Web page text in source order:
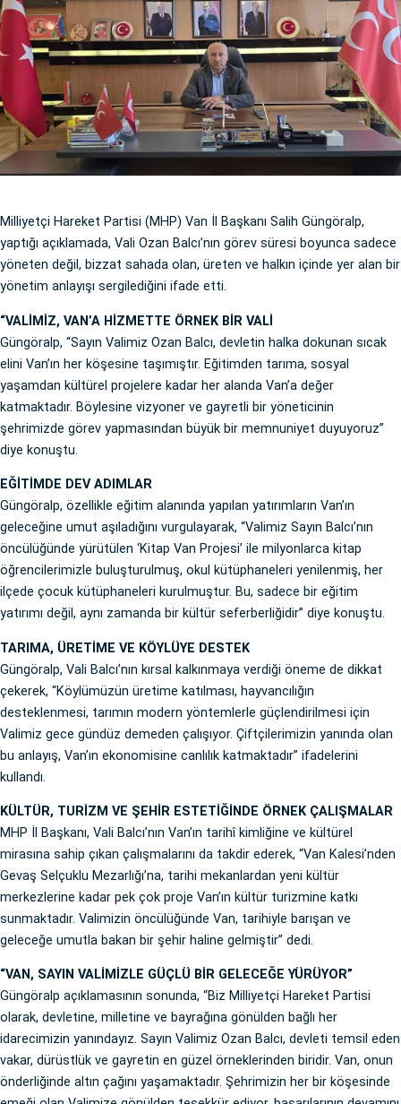
Milliyetçi Hareket Partisi (MHP) Van İl Başkanı Salih Güngöralp,
yaptığı açıklamada, Vali Ozan Balcı’nın görev süresi boyunca sadece
yöneten değil, bizzat sahada olan, üreten ve halkın içinde yer alan bir
yönetim anlayışı sergilediğini ifade etti.
“VALİMİZ, VAN’A HİZMETTE ÖRNEK BİR VALİ
Güngöralp, “Sayın Valimiz Ozan Balcı, devletin halka dokunan sıcak
elini Van’ın her köşesine taşımıştır. Eğitimden tarıma, sosyal
yaşamdan kültürel projelere kadar her alanda Van’a değer
katmaktadır. Böylesine vizyoner ve gayretli bir yöneticinin
şehrimizde görev yapmasından büyük bir memnuniyet duyuyoruz”
diye konuştu.
EĞİTİMDE DEV ADIMLAR
Güngöralp, özellikle eğitim alanında yapılan yatırımların Van’ın
geleceğine umut aşıladığını vurgulayarak, “Valimiz Sayın Balcı’nın
öncülüğünde yürütülen ‘Kitap Van Projesi’ ile milyonlarca kitap
öğrencilerimizle buluşturulmuş, okul kütüphaneleri yenilenmiş, her
ilçede çocuk kütüphaneleri kurulmuştur. Bu, sadece bir eğitim
yatırımı değil, aynı zamanda bir kültür seferberliğidir” diye konuştu.
TARIMA, ÜRETİME VE KÖYLÜYE DESTEK
Güngöralp, Vali Balcı’nın kırsal kalkınmaya verdiği öneme de dikkat
çekerek, “Köylümüzün üretime katılması, hayvancılığın
desteklenmesi, tarımın modern yöntemlerle güçlendirilmesi için
Valimiz gece gündüz demeden çalışıyor. Çiftçilerimizin yanında olan
bu anlayış, Van’ın ekonomisine canlılık katmaktadır” ifadelerini
kullandı.
KÜLTÜR, TURİZM VE ŞEHİR ESTETİĞİNDE ÖRNEK ÇALIŞMALAR
MHP İl Başkanı, Vali Balcı’nın Van’ın tarihî kimliğine ve kültürel
mirasına sahip çıkan çalışmalarını da takdir ederek, “Van Kalesi’nden
Gevaş Selçuklu Mezarlığı’na, tarihi mekanlardan yeni kültür
merkezlerine kadar pek çok proje Van’ın kültür turizmine katkı
sunmaktadır. Valimizin öncülüğünde Van, tarihiyle barışan ve
geleceğe umutla bakan bir şehir haline gelmiştir” dedi.
“VAN, SAYIN VALİMİZLE GÜÇLÜ BİR GELECEĞE YÜRÜYOR”
Güngöralp açıklamasının sonunda, “Biz Milliyetçi Hareket Partisi
olarak, devletine, milletine ve bayrağına gönülden bağlı her
idarecimizin yanındayız. Sayın Valimiz Ozan Balcı, devleti temsil eden
vakar, dürüstlük ve gayretin en güzel örneklerinden biridir. Van, onun
önderliğinde altın çağını yaşamaktadır. Şehrimizin her bir köşesinde